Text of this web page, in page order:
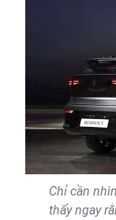
Chỉ cần
thấy ngay